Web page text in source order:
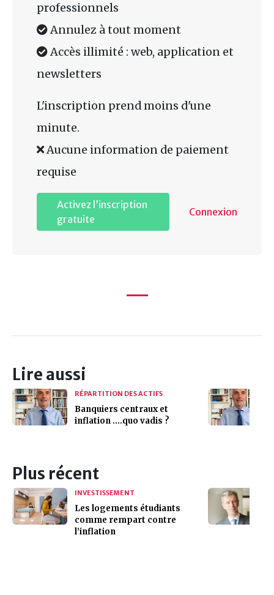
professionnels
Annulez à tout moment
Accès illimité : web, application et
newsletters
L'inscription prend moins d'une
minute.
Aucune information de paiement
requise
Activez l’inscription
gratuite
Connexion
Lire aussi
RÉPARTITION DES ACTIFS
Banquiers centraux et
inflation ....quo vadis ?
Plus récent
INVESTISSEMENT
Les logements étudiants
comme rempart contre
l’inflation